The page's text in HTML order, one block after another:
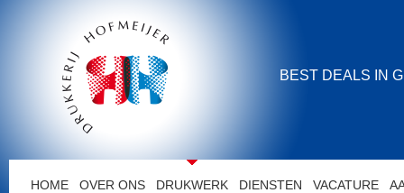
BEST DEALS IN
HOME OVER ONS DRUKWERK DIENSTEN VACATURE